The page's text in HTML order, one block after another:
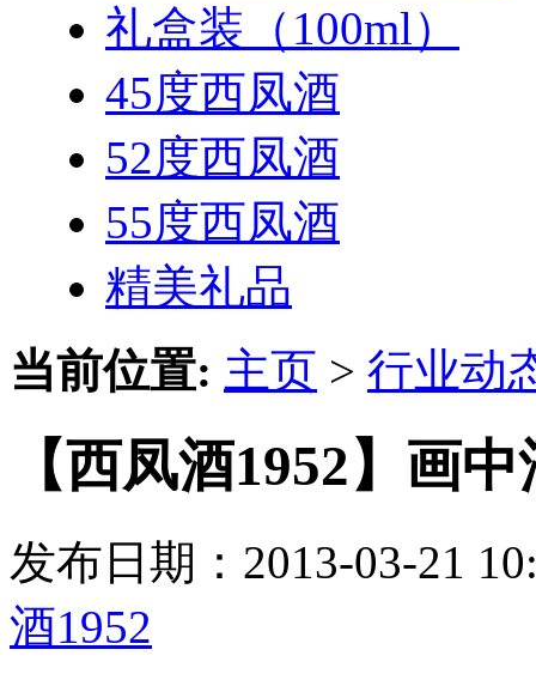
礼盒装（100ml）
45度西凤酒
52度西凤酒
55度西凤酒
精美礼品
当前位置: 主页 > 行业动
【西凤酒1952】画
发布日期：2013-03-21
酒1952